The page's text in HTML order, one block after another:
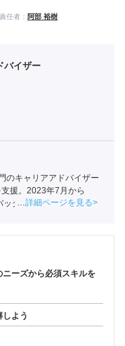
任者： 阿部 裕樹
バイザー
のキャリアアドバイザー
援。2023年7月から
ックグラウンドを持つ
詳細ページを見る
ーズから必須スキルを
よう